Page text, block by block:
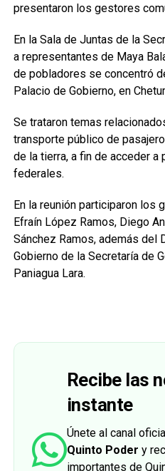
presentaron los gestores
En la Sala de Juntas de la
a representantes de Maya
de pobladores se concentró
Palacio de Gobierno, en
Se trataron temas
transporte público de
de la tierra, a fin de acceder
federales.
En la reunión participaron los
Efraín López Ramos, Diego
Sánchez Ramos, además del
Gobierno de la Secretaría de
Paniagua Lara.
Recibe las
instante
Únete al canal
Quinto Poder y
importantes de